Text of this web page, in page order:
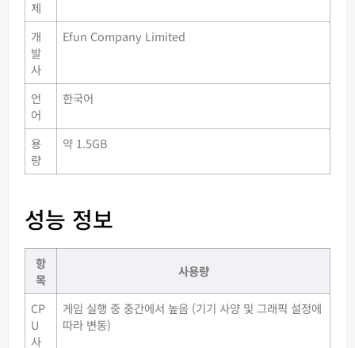
제
개
발
사
Efun Company Limited
언
어
한국어
용
량
약 1.5GB
성능 정보
항
목
사용량
CP
U
사
게임 실행 중 중간에서 높음 (기기 사양 및 그래픽 설정에
따라 변동)